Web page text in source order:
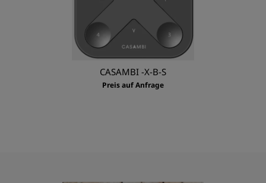
CASAMBI -X-B-S
Preis auf Anfrage